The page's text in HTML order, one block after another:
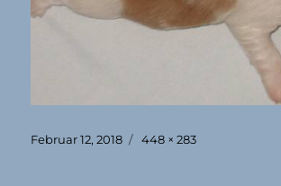
Veröffentlicht
Februar 12, 2018 Originalgröße
448 × 283